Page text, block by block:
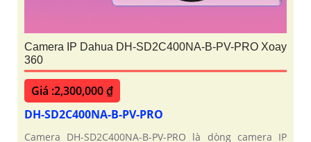
Camera IP Dahua DH-SD2C400NA-B-PV-PRO Xoay
360
Giá :2,300,000 ₫
DH-SD2C400NA-B-PV-PRO
Camera DH-SD2C400NA-B-PV-PRO là dòng camera IP